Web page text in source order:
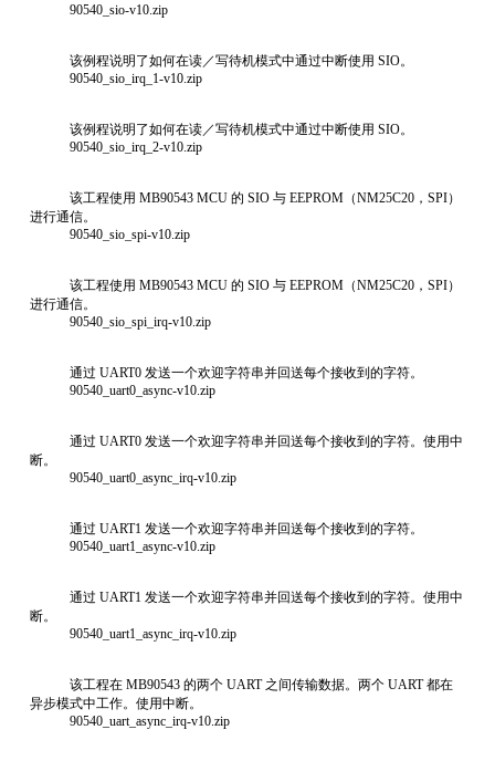
90540_sio-v10.zip
该例程说明了如何在读／写待机模式中通过中断使用 SIO。
90540_sio_irq_1-v10.zip
该例程说明了如何在读／写待机模式中通过中断使用 SIO。
90540_sio_irq_2-v10.zip
该工程使用 MB90543 MCU 的 SIO 与 EEPROM（NM25C20，SPI）
进行通信。
90540_sio_spi-v10.zip
该工程使用 MB90543 MCU 的 SIO 与 EEPROM（NM25C20，SPI）
进行通信。
90540_sio_spi_irq-v10.zip
通过 UART0 发送一个欢迎字符串并回送每个接收到的字符。
90540_uart0_async-v10.zip
通过 UART0 发送一个欢迎字符串并回送每个接收到的字符。使用中
断。
90540_uart0_async_irq-v10.zip
通过 UART1 发送一个欢迎字符串并回送每个接收到的字符。
90540_uart1_async-v10.zip
通过 UART1 发送一个欢迎字符串并回送每个接收到的字符。使用中
断。
90540_uart1_async_irq-v10.zip
该工程在 MB90543 的两个 UART 之间传输数据。两个 UART 都在
异步模式中工作。使用中断。
90540_uart_async_irq-v10.zip